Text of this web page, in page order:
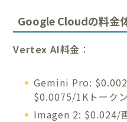
Google Cloudの料金
Vertex AI料金 ：
Gemini Pro:
$0.0075/1Kトークン
Imagen 2: $0.024/